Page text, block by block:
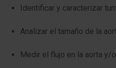
Identificar y caracterizar
Analizar el tamaño de la
Medir el flujo en la aorta y/